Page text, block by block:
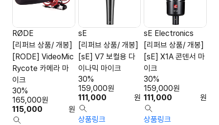
RØDE
[리퍼브 상품/ 개봉]
[RODE] VideoMic
Rycote 카메라 마
이크
115,000 원
165,000원
30%
sE
[리퍼브 상품/ 개봉]
[sE] V7 보컬용 다
이나믹 마이크
111,000 원
159,000원
30%
상품링크
sE Electronics
[리퍼브 상품/ 개봉]
[sE] X1A 콘덴서 마
이크
111,000 원
159,000원
30%
상품링크